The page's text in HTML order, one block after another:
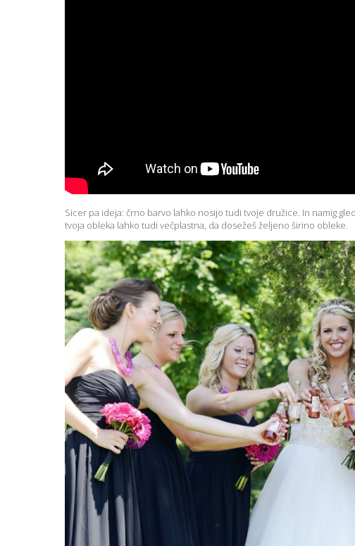
Sicer pa ideja: črno barvo lahko nosijo tudi tvoje družice. In namig
tvoja obleka lahko tudi večplastna, da dosežeš željeno širino obleke.